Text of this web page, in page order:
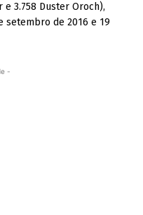
e 3.758 Duster Oroch),
setembro de 2016 e 19
-